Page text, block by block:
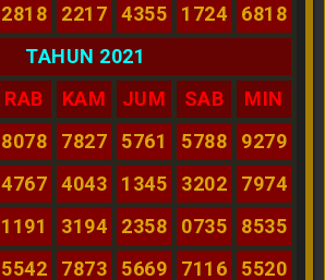
2818 2217 4355 1724
6818
TAHUN 2021
RAB KAM JUM SAB
MIN
8078 7827 5761 5788
9279
4767 4043 1345 3202
7974
1191 3194 2358 0735
8535
5542 7873 5669 7116
5520